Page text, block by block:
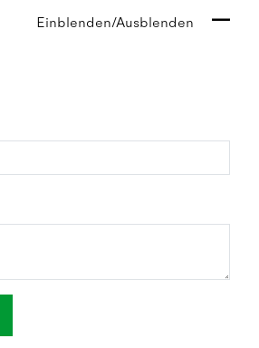
Einblenden/Ausblenden